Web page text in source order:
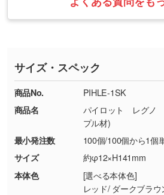
・1色印刷でグラデーションや
い
す。→詳しく見る
・コーポレートカラーを使って
刷色にこだわりがある
DIC・PANTONEなどのカラー
現物支給による色指定も承っ
しく見る
・背景がある画像からキャラ
タッフから別の色をご案内す
・ご注文と異なる商品が届い
・印刷不良があった場合
※詳しくは「商品の良品基準に
ください。
【返品・交換ができない場合】
・お客様の元で商品を加工さ
商品が破損した場合
・商品到着後7日以上経過して
・お客様のご都合による返品・
品・色・数量などの注文間違
お急ぎの場合はお電話でのご
TEL：0422-29-9911 営業時間
18:00(土日祝日除く)
お問い合わせフォームはこちら
サイズ・スペック
商品No.
PIHLE-1SK
商品名
パイロット レグノ
プル材)
最小発注数
100個/100個から1個
サイズ
約φ12×H141mm
本体色
[選べる本体色]
レッド/ ダークブラ